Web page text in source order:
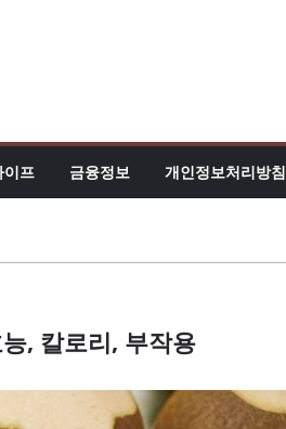
이프 금융정보 개인정보처리방침
, 칼로리, 부작용